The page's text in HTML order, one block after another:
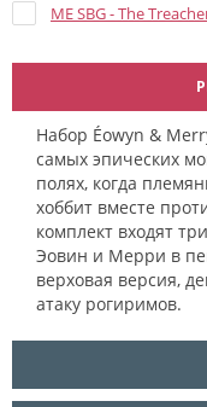
ME SBG - The
Набор Éowyn &
самых эпических
полях, когда
хоббит вместе
комплект входят
Эовин и Мерри в
верховая версия,
атаку рогиримов.